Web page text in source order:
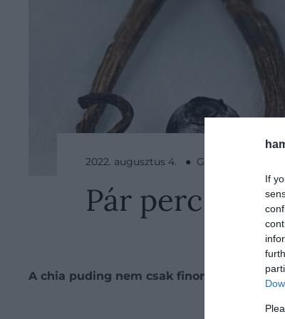
If
2022. augusztus 4. ● Gasztronómia
Pár perc alatt
A chia puding nem csak finom, de